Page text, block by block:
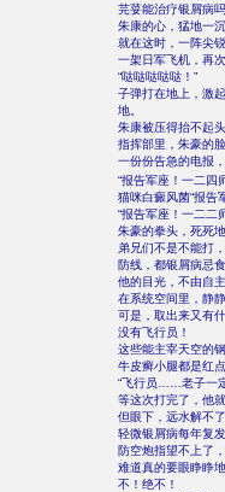
芫荽能治疗银屑病吗
朱康的心，猛地一
就在这时，一阵尖
一架日军飞机，再
“哒哒哒哒哒！”
子弹打在地上，激
地。
朱康被压得抬不起
指挥部里，朱豪的
一份份告急的电报
“报告军座！一二四
猫咪白癜风菌“报告
“报告军座！一二二
朱豪的拳头，死死
弟兄们不是不能打
防线，都银屑病忌
他的目光，不由自
在系统空间里，静
可是，取出来又有
没有飞行员！
这些能主宰天空的
牛皮癣小腿都是红点
“飞行员……老子一
等这次打完了，他
但眼下，远水解不
轻微银屑病每年复
防空炮指望不上了
难道真的要眼睁睁
不！绝不！